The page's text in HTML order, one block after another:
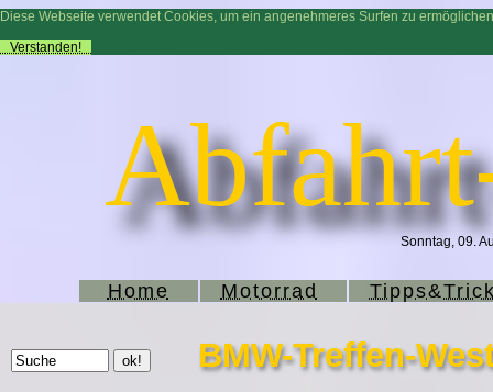
Diese Webseite verwendet Cookies, um ein angenehmeres Surfen zu
Verstanden!
Sonntag, 09.
Home Motorrad
BMW-Treffen-